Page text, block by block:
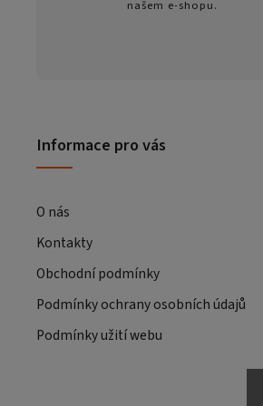
našem e-shopu.
Informace pro vás
O nás
Kontakty
Obchodní podmínky
Podmínky ochrany osobních údajů
Podmínky užití webu